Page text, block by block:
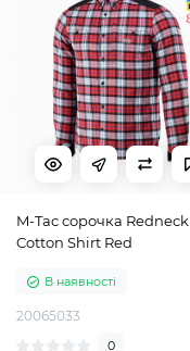
M-Tac сорочка Redneck
Cotton Shirt Red
В наявності
20065033
0